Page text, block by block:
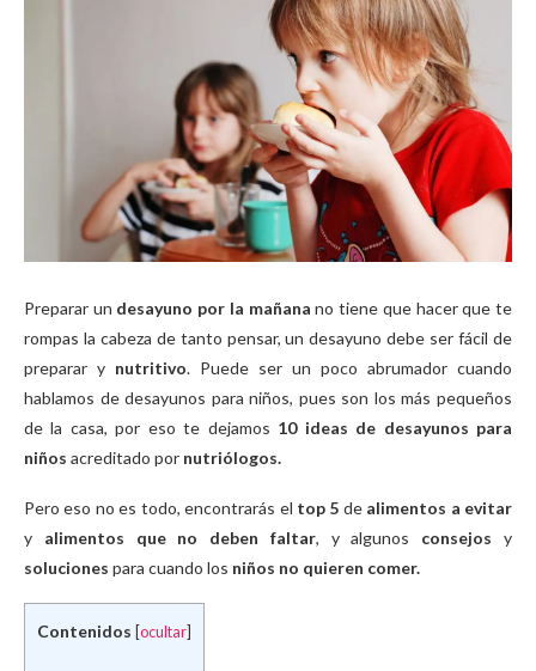
Preparar un desayuno por la mañana no tiene que hacer que te
rompas la cabeza de tanto pensar, un desayuno debe ser fácil de
preparar y nutritivo. Puede ser un poco abrumador cuando
hablamos de desayunos para niños, pues son los más pequeños
de la casa, por eso te dejamos 10 ideas de desayunos para
niños acreditado por nutriólogos.
Pero eso no es todo, encontrarás el top 5 de alimentos a evitar
y alimentos que no deben faltar, y algunos consejos y
soluciones para cuando los niños no quieren comer.
Contenidos ocultar